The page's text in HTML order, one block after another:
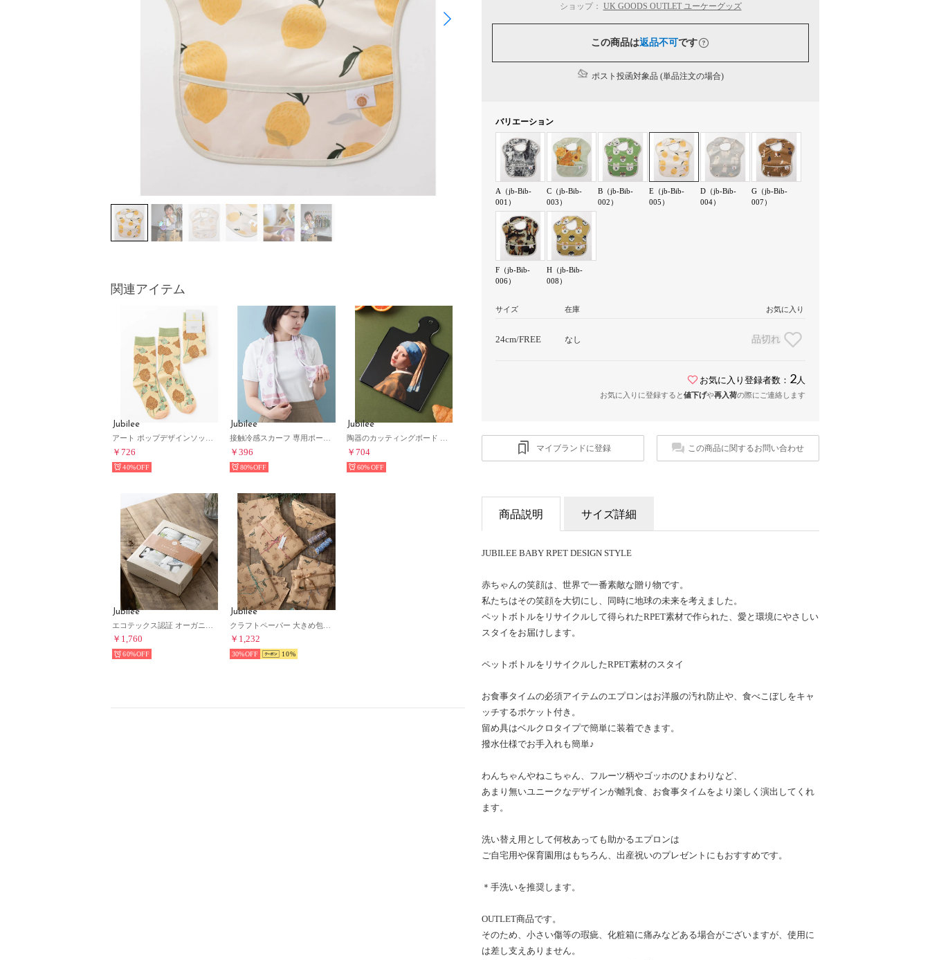
関連アイテム
Jubilee
￥726
40%
Jubilee
￥396
80%
Jubilee
￥704
60%
Jubilee
￥1,760
60%
Jubilee
クラフトペーパー 大きめ包装紙セット 20枚入り(A）
￥1,232
30% 10
ショップ： UK GOODS OUTLET ユーケーグッズ
この商品は返品不可です
ポスト投函対象品 (単品注文の場合)
バリエーション
A（jb-Bib-
001）
C（jb-Bib-
003）
B（jb-Bib-
002）
E（jb-Bib-
005）
D（jb-Bib-
004）
G（jb-Bib-
007）
F（jb-Bib-
006）
H（jb-Bib-
008）
サイズ 在庫 お気に入り
24cm/FREE なし 品切れ
お気に入り登録者数： 2 人
お気に入りに登録すると値下げや再入荷の際にご連絡します
マイブランドに登録 この商品に関するお問い合わせ
商品説明 サイズ詳細
JUBILEE BABY RPET DESIGN STYLE
赤ちゃんの笑顔は、世界で一番素敵な贈り物です。
私たちはその笑顔を大切にし、同時に地球の未来を考えました。
ペットボトルをリサイクルして得られたRPET素材で作られた、愛と環境にやさしい
スタイをお届けします。
ペットボトルをリサイクルしたRPET素材のスタイ
お食事タイムの必須アイテムのエプロンはお洋服の汚れ防止や、食べこぼしをキャ
ッチするポケット付き。
留め具はベルクロタイプで簡単に装着できます。
撥水仕様でお手入れも簡単♪
わんちゃんやねこちゃん、フルーツ柄やゴッホのひまわりなど、
あまり無いユニークなデザインが離乳食、お食事タイムをより楽しく演出してくれ
ます。
洗い替え用として何枚あっても助かるエプロンは
ご自宅用や保育園用はもちろん、出産祝いのプレゼントにもおすすめです。
＊手洗いを推奨します。
OUTLET商品です。
そのため、小さい傷等の瑕疵、化粧箱に痛みなどある場合がございますが、使用に
は差し支えありません。